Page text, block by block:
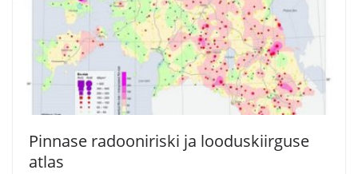
Pinnase radooniriski ja looduskiirguse
atlas